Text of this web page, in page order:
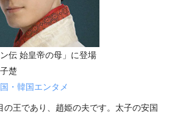
ン伝 始皇帝の母」に登場
楚
・韓国エンタメ
の王であり、趙姫の夫です。太子の安国